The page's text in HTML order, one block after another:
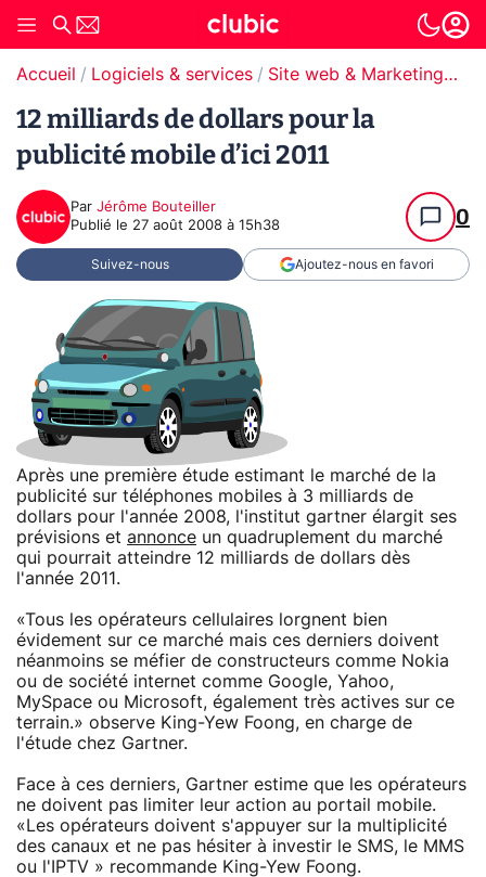
Accueil Logiciels & services Site web & Marketing Digital
12 milliards de dollars pour la
publicité mobile d’ici 2011
Par Jérôme Bouteiller
Publié le 27 août 2008 à 15h38 0
Suivez-nous Ajoutez-nous en favori
Après une première étude estimant le marché de la
publicité sur téléphones mobiles à 3 milliards de
dollars pour l'année 2008, l'institut gartner élargit ses
prévisions et annonce un quadruplement du marché
qui pourrait atteindre 12 milliards de dollars dès
l'année 2011.
«Tous les opérateurs cellulaires lorgnent bien
évidement sur ce marché mais ces derniers doivent
néanmoins se méfier de constructeurs comme Nokia
ou de société internet comme Google, Yahoo,
MySpace ou Microsoft, également très actives sur ce
terrain.» observe King-Yew Foong, en charge de
l'étude chez Gartner.
Face à ces derniers, Gartner estime que les opérateurs
ne doivent pas limiter leur action au portail mobile.
«Les opérateurs doivent s'appuyer sur la multiplicité
des canaux et ne pas hésiter à investir le SMS, le MMS
ou l'IPTV » recommande King-Yew Foong.